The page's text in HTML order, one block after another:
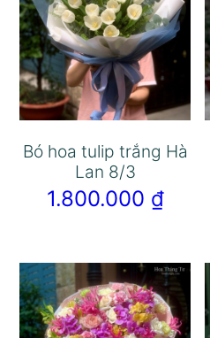
Bó hoa tulip trắng Hà
Lan 8/3
1.800.000 ₫